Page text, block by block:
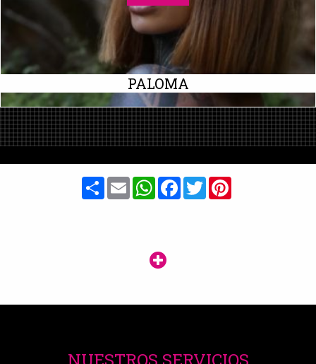
PALOMA
ShareEmailWhatsAppFacebook
Twitter